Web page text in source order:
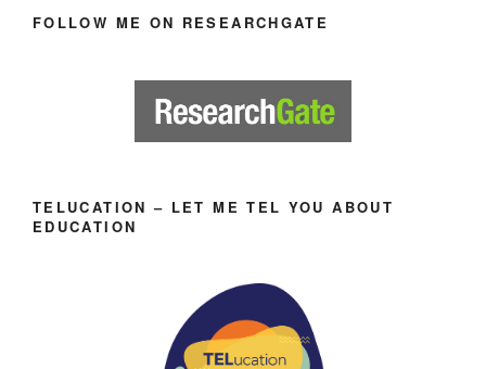
FOLLOW ME ON RESEARCHGATE
TELUCATION – LET ME TEL YOU ABOUT
EDUCATION